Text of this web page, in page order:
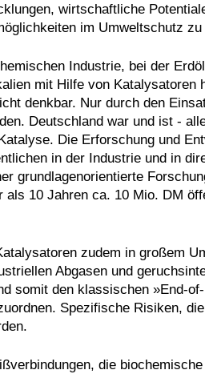
wirtschaftliche
im Umweltschutz
Industrie, bei der
mit Hilfe von Katalysatoren
denkbar. Nur durch den
Deutschland war und ist -
Die Erforschung und
in der Industrie und in
grundlagenorientierte
10 Jahren ca. 10 Mio. DM
zudem in großem
Abgasen und
somit den klassischen »End-
Spezifische Risiken,
die